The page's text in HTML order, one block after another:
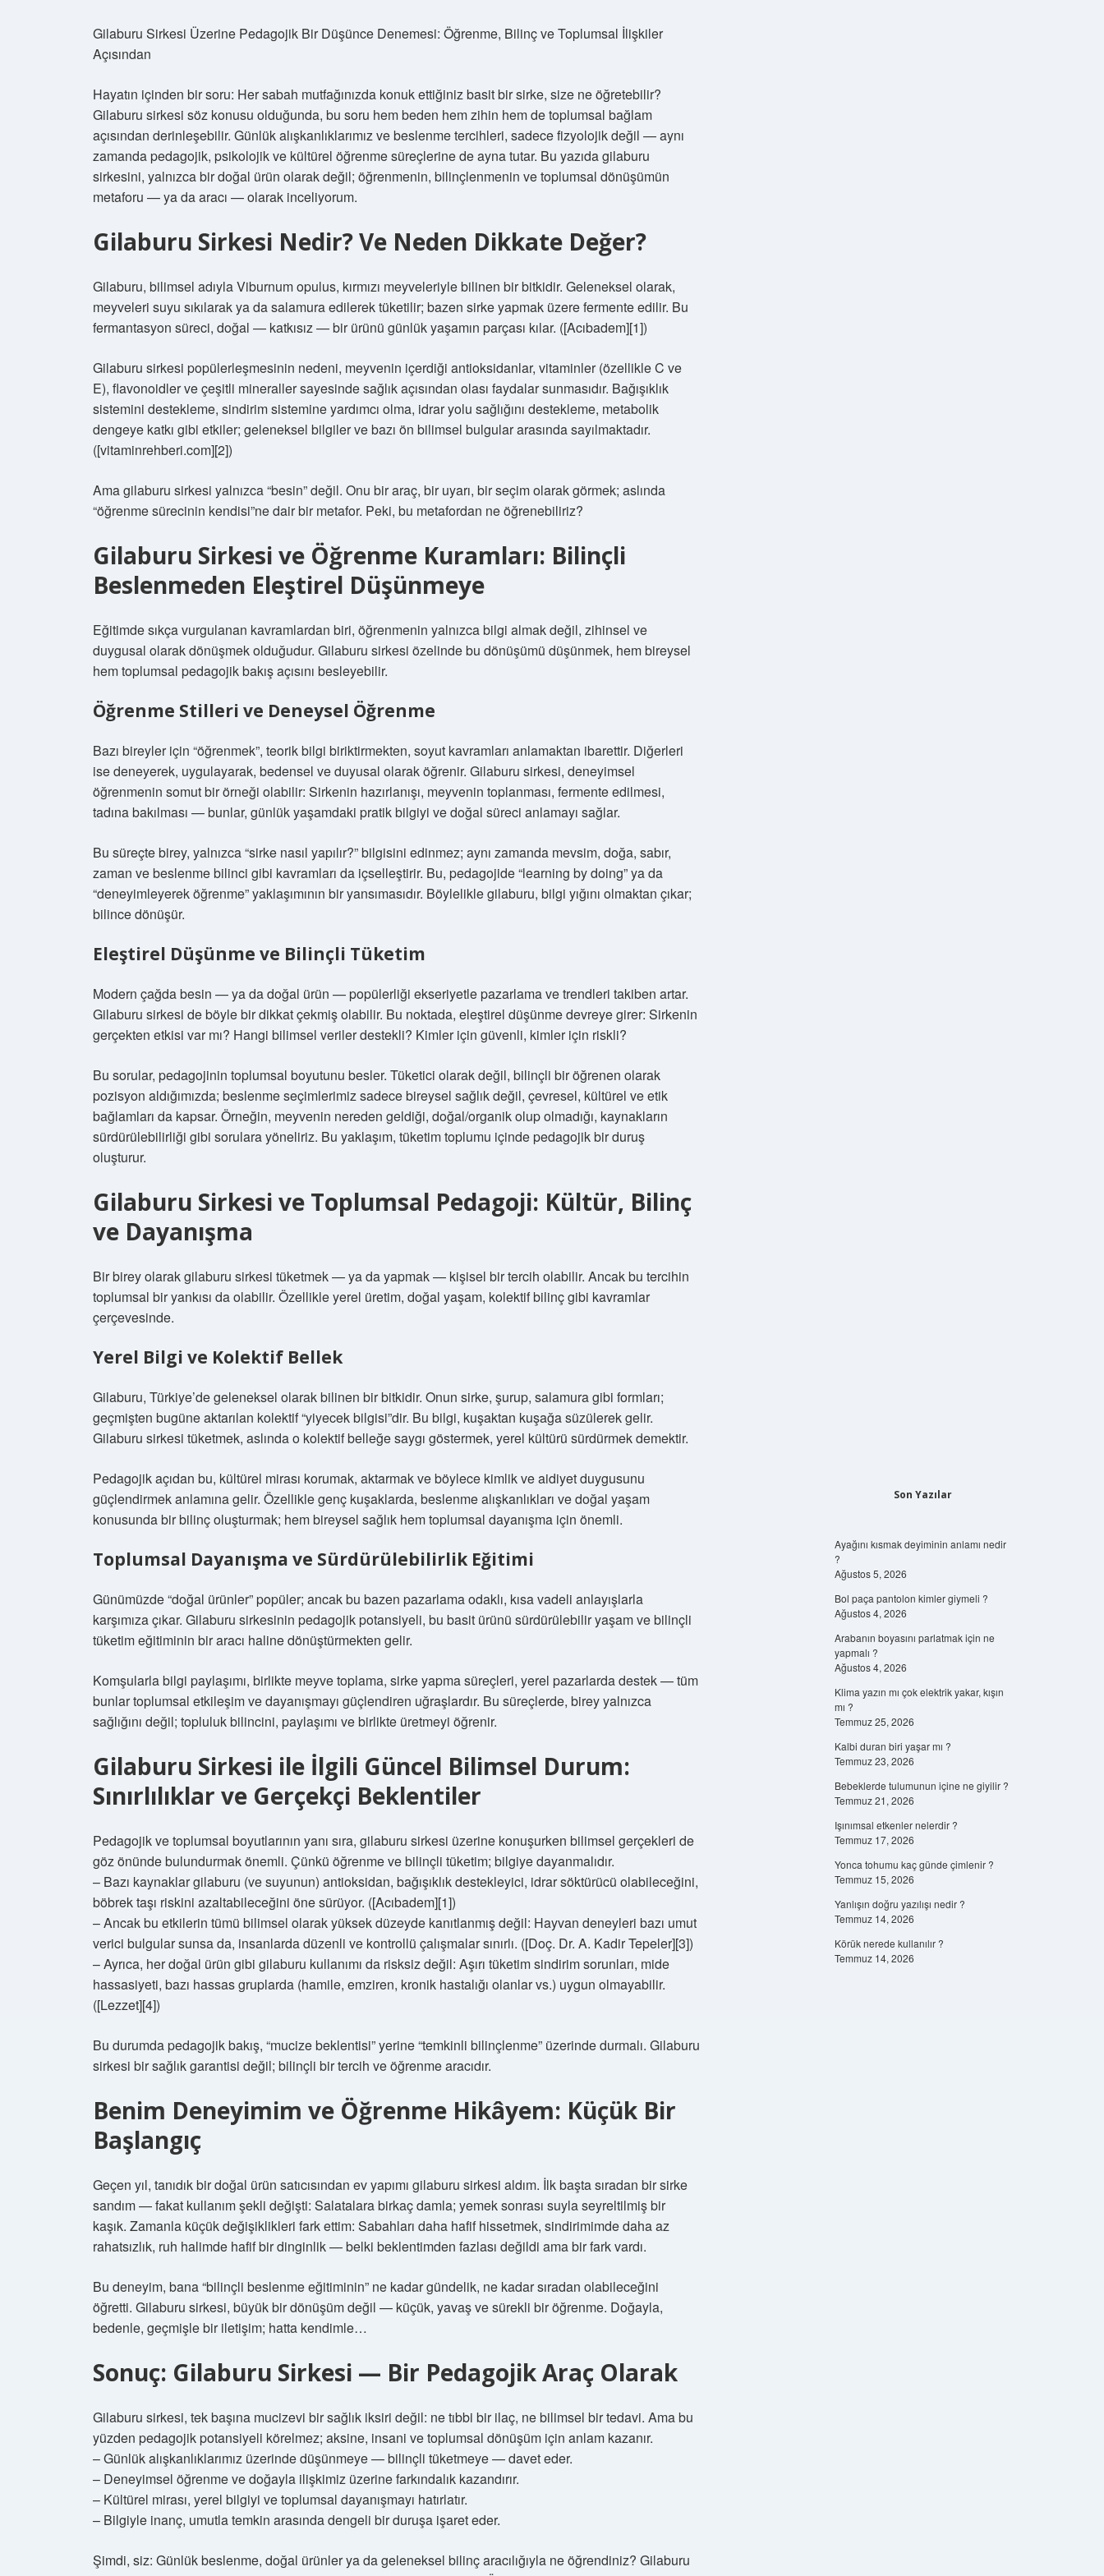
Gilaburu Sirkesi Üzerine Pedagojik Bir Düşünce Denemesi: Öğrenme, Bilinç ve Toplumsal İlişkiler
Açısından
Hayatın içinden bir soru: Her sabah mutfağınızda konuk ettiğiniz basit bir sirke, size ne öğretebilir?
Gilaburu sirkesi söz konusu olduğunda, bu soru hem beden hem zihin hem de toplumsal bağlam
açısından derinleşebilir. Günlük alışkanlıklarımız ve beslenme tercihleri, sadece fizyolojik değil — aynı
zamanda pedagojik, psikolojik ve kültürel öğrenme süreçlerine de ayna tutar. Bu yazıda gilaburu
sirkesini, yalnızca bir doğal ürün olarak değil; öğrenmenin, bilinçlenmenin ve toplumsal dönüşümün
metaforu — ya da aracı — olarak inceliyorum.
Gilaburu Sirkesi Nedir? Ve Neden Dikkate Değer?
Gilaburu, bilimsel adıyla Viburnum opulus, kırmızı meyveleriyle bilinen bir bitkidir. Geleneksel olarak,
meyveleri suyu sıkılarak ya da salamura edilerek tüketilir; bazen sirke yapmak üzere fermente edilir. Bu
fermantasyon süreci, doğal — katkısız — bir ürünü günlük yaşamın parçası kılar. ([Acıbadem][1])
Gilaburu sirkesi popülerleşmesinin nedeni, meyvenin içerdiği antioksidanlar, vitaminler (özellikle C ve
E), flavonoidler ve çeşitli mineraller sayesinde sağlık açısından olası faydalar sunmasıdır. Bağışıklık
sistemini destekleme, sindirim sistemine yardımcı olma, idrar yolu sağlığını destekleme, metabolik
dengeye katkı gibi etkiler; geleneksel bilgiler ve bazı ön bilimsel bulgular arasında sayılmaktadır.
([vitaminrehberi.com][2])
Ama gilaburu sirkesi yalnızca “besin” değil. Onu bir araç, bir uyarı, bir seçim olarak görmek; aslında
“öğrenme sürecinin kendisi”ne dair bir metafor. Peki, bu metafordan ne öğrenebiliriz?
Gilaburu Sirkesi ve Öğrenme Kuramları: Bilinçli
Beslenmeden Eleştirel Düşünmeye
Eğitimde sıkça vurgulanan kavramlardan biri, öğrenmenin yalnızca bilgi almak değil, zihinsel ve
duygusal olarak dönüşmek olduğudur. Gilaburu sirkesi özelinde bu dönüşümü düşünmek, hem bireysel
hem toplumsal pedagojik bakış açısını besleyebilir.
Öğrenme Stilleri ve Deneysel Öğrenme
Bazı bireyler için “öğrenmek”, teorik bilgi biriktirmekten, soyut kavramları anlamaktan ibarettir. Diğerleri
ise deneyerek, uygulayarak, bedensel ve duyusal olarak öğrenir. Gilaburu sirkesi, deneyimsel
öğrenmenin somut bir örneği olabilir: Sirkenin hazırlanışı, meyvenin toplanması, fermente edilmesi,
tadına bakılması — bunlar, günlük yaşamdaki pratik bilgiyi ve doğal süreci anlamayı sağlar.
Bu süreçte birey, yalnızca “sirke nasıl yapılır?” bilgisini edinmez; aynı zamanda mevsim, doğa, sabır,
zaman ve beslenme bilinci gibi kavramları da içselleştirir. Bu, pedagojide “learning by doing” ya da
“deneyimleyerek öğrenme” yaklaşımının bir yansımasıdır. Böylelikle gilaburu, bilgi yığını olmaktan çıkar;
bilince dönüşür.
Eleştirel Düşünme ve Bilinçli Tüketim
Modern çağda besin — ya da doğal ürün — popülerliği ekseriyetle pazarlama ve trendleri takiben artar.
Gilaburu sirkesi de böyle bir dikkat çekmiş olabilir. Bu noktada, eleştirel düşünme devreye girer: Sirkenin
gerçekten etkisi var mı? Hangi bilimsel veriler destekli? Kimler için güvenli, kimler için riskli?
Bu sorular, pedagojinin toplumsal boyutunu besler. Tüketici olarak değil, bilinçli bir öğrenen olarak
pozisyon aldığımızda; beslenme seçimlerimiz sadece bireysel sağlık değil, çevresel, kültürel ve etik
bağlamları da kapsar. Örneğin, meyvenin nereden geldiği, doğal/organik olup olmadığı, kaynakların
sürdürülebilirliği gibi sorulara yöneliriz. Bu yaklaşım, tüketim toplumu içinde pedagojik bir duruş
oluşturur.
Gilaburu Sirkesi ve Toplumsal Pedagoji: Kültür, Bilinç
ve Dayanışma
Bir birey olarak gilaburu sirkesi tüketmek — ya da yapmak — kişisel bir tercih olabilir. Ancak bu tercihin
toplumsal bir yankısı da olabilir. Özellikle yerel üretim, doğal yaşam, kolektif bilinç gibi kavramlar
çerçevesinde.
Yerel Bilgi ve Kolektif Bellek
Gilaburu, Türkiye’de geleneksel olarak bilinen bir bitkidir. Onun sirke, şurup, salamura gibi formları;
geçmişten bugüne aktarılan kolektif “yiyecek bilgisi”dir. Bu bilgi, kuşaktan kuşağa süzülerek gelir.
Gilaburu sirkesi tüketmek, aslında o kolektif belleğe saygı göstermek, yerel kültürü sürdürmek demektir.
Pedagojik açıdan bu, kültürel mirası korumak, aktarmak ve böylece kimlik ve aidiyet duygusunu
güçlendirmek anlamına gelir. Özellikle genç kuşaklarda, beslenme alışkanlıkları ve doğal yaşam
konusunda bir bilinç oluşturmak; hem bireysel sağlık hem toplumsal dayanışma için önemli.
Toplumsal Dayanışma ve Sürdürülebilirlik Eğitimi
Günümüzde “doğal ürünler” popüler; ancak bu bazen pazarlama odaklı, kısa vadeli anlayışlarla
karşımıza çıkar. Gilaburu sirkesinin pedagojik potansiyeli, bu basit ürünü sürdürülebilir yaşam ve bilinçli
tüketim eğitiminin bir aracı haline dönüştürmekten gelir.
Komşularla bilgi paylaşımı, birlikte meyve toplama, sirke yapma süreçleri, yerel pazarlarda destek — tüm
bunlar toplumsal etkileşim ve dayanışmayı güçlendiren uğraşlardır. Bu süreçlerde, birey yalnızca
sağlığını değil; topluluk bilincini, paylaşımı ve birlikte üretmeyi öğrenir.
Gilaburu Sirkesi ile İlgili Güncel Bilimsel Durum:
Sınırlılıklar ve Gerçekçi Beklentiler
Pedagojik ve toplumsal boyutlarının yanı sıra, gilaburu sirkesi üzerine konuşurken bilimsel gerçekleri de
göz önünde bulundurmak önemli. Çünkü öğrenme ve bilinçli tüketim; bilgiye dayanmalıdır.
– Bazı kaynaklar gilaburu (ve suyunun) antioksidan, bağışıklık destekleyici, idrar söktürücü olabileceğini,
böbrek taşı riskini azaltabileceğini öne sürüyor. ([Acıbadem][1])
– Ancak bu etkilerin tümü bilimsel olarak yüksek düzeyde kanıtlanmış değil: Hayvan deneyleri bazı umut
verici bulgular sunsa da, insanlarda düzenli ve kontrollü çalışmalar sınırlı. ([Doç. Dr. A. Kadir Tepeler][3])
– Ayrıca, her doğal ürün gibi gilaburu kullanımı da risksiz değil: Aşırı tüketim sindirim sorunları, mide
hassasiyeti, bazı hassas gruplarda (hamile, emziren, kronik hastalığı olanlar vs.) uygun olmayabilir.
([Lezzet][4])
Bu durumda pedagojik bakış, “mucize beklentisi” yerine “temkinli bilinçlenme” üzerinde durmalı. Gilaburu
sirkesi bir sağlık garantisi değil; bilinçli bir tercih ve öğrenme aracıdır.
Benim Deneyimim ve Öğrenme Hikâyem: Küçük Bir
Başlangıç
Geçen yıl, tanıdık bir doğal ürün satıcısından ev yapımı gilaburu sirkesi aldım. İlk başta sıradan bir sirke
sandım — fakat kullanım şekli değişti: Salatalara birkaç damla; yemek sonrası suyla seyreltilmiş bir
kaşık. Zamanla küçük değişiklikleri fark ettim: Sabahları daha hafif hissetmek, sindirimimde daha az
rahatsızlık, ruh halimde hafif bir dinginlik — belki beklentimden fazlası değildi ama bir fark vardı.
Bu deneyim, bana “bilinçli beslenme eğitiminin” ne kadar gündelik, ne kadar sıradan olabileceğini
öğretti. Gilaburu sirkesi, büyük bir dönüşüm değil — küçük, yavaş ve sürekli bir öğrenme. Doğayla,
bedenle, geçmişle bir iletişim; hatta kendimle…
Sonuç: Gilaburu Sirkesi — Bir Pedagojik Araç Olarak
Gilaburu sirkesi, tek başına mucizevi bir sağlık iksiri değil: ne tıbbi bir ilaç, ne bilimsel bir tedavi. Ama bu
yüzden pedagojik potansiyeli körelmez; aksine, insani ve toplumsal dönüşüm için anlam kazanır.
– Günlük alışkanlıklarımız üzerinde düşünmeye — bilinçli tüketmeye — davet eder.
– Deneyimsel öğrenme ve doğayla ilişkimiz üzerine farkındalık kazandırır.
– Kültürel mirası, yerel bilgiyi ve toplumsal dayanışmayı hatırlatır.
– Bilgiyle inanç, umutla temkin arasında dengeli bir duruşa işaret eder.
Şimdi, siz: Günlük beslenme, doğal ürünler ya da geleneksel bilinç aracılığıyla ne öğrendiniz? Gilaburu
Son Yazılar
Ayağını kısmak deyiminin anlamı nedir
?
Ağustos 5, 2026
Bol paça pantolon kimler giymeli ?
Ağustos 4, 2026
Arabanın boyasını parlatmak için ne
yapmalı ?
Ağustos 4, 2026
Klima yazın mı çok elektrik yakar, kışın
mı ?
Temmuz 25, 2026
Kalbi duran biri yaşar mı ?
Temmuz 23, 2026
Bebeklerde tulumunun içine ne giyilir ?
Temmuz 21, 2026
Işınımsal etkenler nelerdir ?
Temmuz 17, 2026
Yonca tohumu kaç günde çimlenir ?
Temmuz 15, 2026
Yanlışın doğru yazılışı nedir ?
Temmuz 14, 2026
Körük nerede kullanılır ?
Temmuz 14, 2026